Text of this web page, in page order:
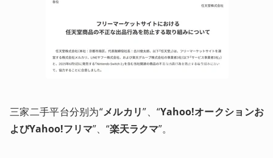
三家二手平台分别为“メルカリ”、“Yahoo!オークションお
よびYahoo!フリマ”、“楽天ラクマ”。